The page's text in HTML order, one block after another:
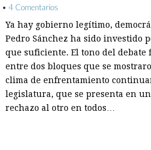
• 4 Comentarios
Ya hay gobierno legítimo,
Pedro Sánchez ha sido investido
que suficiente. El tono del debate
entre dos bloques que se
clima de enfrentamiento
legislatura, que se presenta en
rechazo al otro en todos…